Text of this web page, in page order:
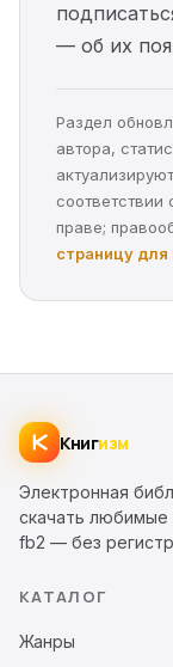
— об их
Раздел
автора,
соответствии
праве;
страницу для
Книгизм
Электронная
скачать любимые
fb2 — без
КАТАЛОГ
Жанры